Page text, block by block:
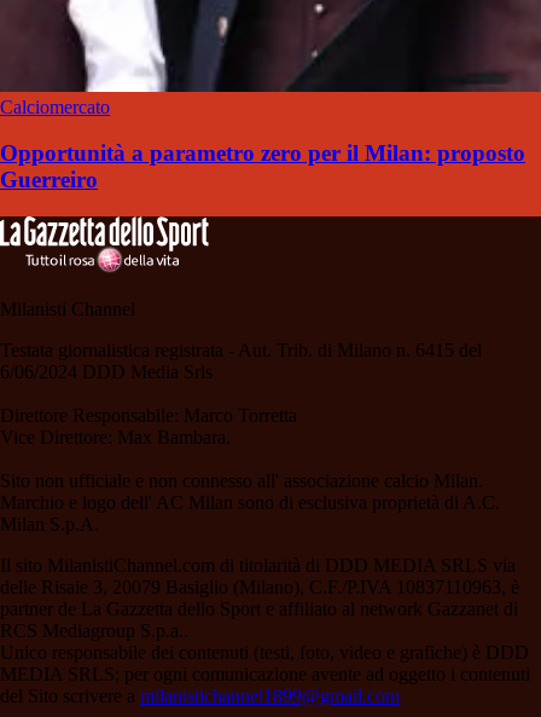
Calciomercato
Opportunità a parametro zero per il Milan: proposto
Guerreiro
Milanisti Channel
Testata giornalistica registrata - Aut. Trib. di Milano n. 6415 del
6/06/2024 DDD Media Srls
Direttore Responsabile: Marco Torretta
Vice Direttore: Max Bambara.
Sito non ufficiale e non connesso all' associazione calcio Milan.
Marchio e logo dell' AC Milan sono di esclusiva proprietà di A.C.
Milan S.p.A.
Il sito MilanistiChannel.com di titolarità di DDD MEDIA SRLS via
delle Risaie 3, 20079 Basiglio (Milano), C.F./P.IVA 10837110963, è
partner de La Gazzetta dello Sport e affiliato al network Gazzanet di
RCS Mediagroup S.p.a..
Unico responsabile dei contenuti (testi, foto, video e grafiche) è DDD
MEDIA SRLS; per ogni comunicazione avente ad oggetto i contenuti
del Sito scrivere a milanistichannel1899@gmail.com